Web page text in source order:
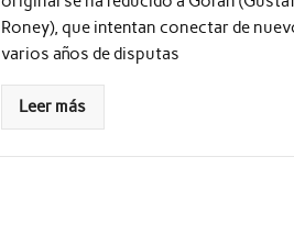
Roney), que intentan conectar de
varios años de disputas
Leer más